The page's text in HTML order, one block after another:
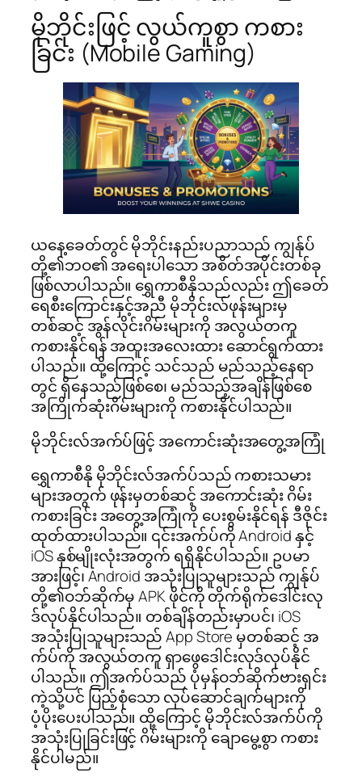
မိုဘိုင်းဖြင့် လွယ်ကူစွာ ကစား
ခြင်း (Mobile Gaming)
ယနေ့ခေတ်တွင် မိုဘိုင်းနည်းပညာသည် ကျွန်ုပ်
တို့၏ဘဝ၏ အရေးပါသော အစိတ်အပိုင်းတစ်ခု
ဖြစ်လာပါသည်။ ရွှေကာစီနိုသည်လည်း ဤခေတ်
ရေစီးကြောင်းနှင့်အညီ မိုဘိုင်းလ်ဖုန်းများမှ
တစ်ဆင့် အွန်လိုင်းဂိမ်းများကို အလွယ်တကူ
ကစားနိုင်ရန် အထူးအလေးထား ဆောင်ရွက်ထား
ပါသည်။ ထို့ကြောင့် သင်သည် မည်သည့်နေရာ
တွင် ရှိနေသည်ဖြစ်စေ၊ မည်သည့်အချိန်ဖြစ်စေ
အကြိုက်ဆုံးဂိမ်းများကို ကစားနိုင်ပါသည်။
မိုဘိုင်းလ်အက်ပ်ဖြင့် အကောင်းဆုံးအတွေ့အကြုံ
ရွှေကာစီနို မိုဘိုင်းလ်အက်ပ်သည် ကစားသမား
များအတွက် ဖုန်းမှတစ်ဆင့် အကောင်းဆုံး ဂိမ်း
ကစားခြင်း အတွေ့အကြုံကို ပေးစွမ်းနိုင်ရန် ဒီဇိုင်း
ထုတ်ထားပါသည်။ ၎င်းအက်ပ်ကို Android နှင့်
iOS နှစ်မျိုးလုံးအတွက် ရရှိနိုင်ပါသည်။ ဥပမာ
အားဖြင့်၊ Android အသုံးပြုသူများသည် ကျွန်ုပ်
တို့၏ဝဘ်ဆိုက်မှ APK ဖိုင်ကို တိုက်ရိုက်ဒေါင်းလု
ဒ်လုပ်နိုင်ပါသည်။ တစ်ချိန်တည်းမှာပင်၊ iOS
အသုံးပြုသူများသည် App Store မှတစ်ဆင့် အ
က်ပ်ကို အလွယ်တကူ ရှာဖွေဒေါင်းလုဒ်လုပ်နိုင်
ပါသည်။ ဤအက်ပ်သည် ပုံမှန်ဝဘ်ဆိုက်ဗားရှင်း
ကဲ့သို့ပင် ပြည့်စုံသော လုပ်ဆောင်ချက်များကို
ပံ့ပိုးပေးပါသည်။ ထို့ကြောင့် မိုဘိုင်းလ်အက်ပ်ကို
အသုံးပြုခြင်းဖြင့် ဂိမ်းများကို ချောမွေ့စွာ ကစား
နိုင်ပါမည်။